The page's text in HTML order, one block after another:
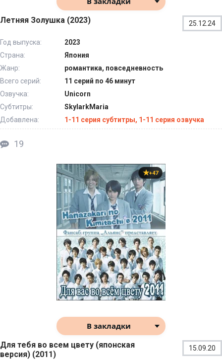
Летняя Золушка (2023) 25.12.24
Год выпуска:
2023
Страна:
Япония
Жанр:
романтика, повседневность
Всего серий:
11 серий по 46 минут
Озвучка:
Unicorn
Субтитры:
SkylarkMaria
Добавлена:
1-11 серия субтитры, 1-11 серия озвучка
19
+47
В закладки
Для тебя во всем цвету (японская
версия) (2011)
15.09.20